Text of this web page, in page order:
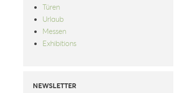
Türen
Urlaub
Messen
Exhibitions
NEWSLETTER